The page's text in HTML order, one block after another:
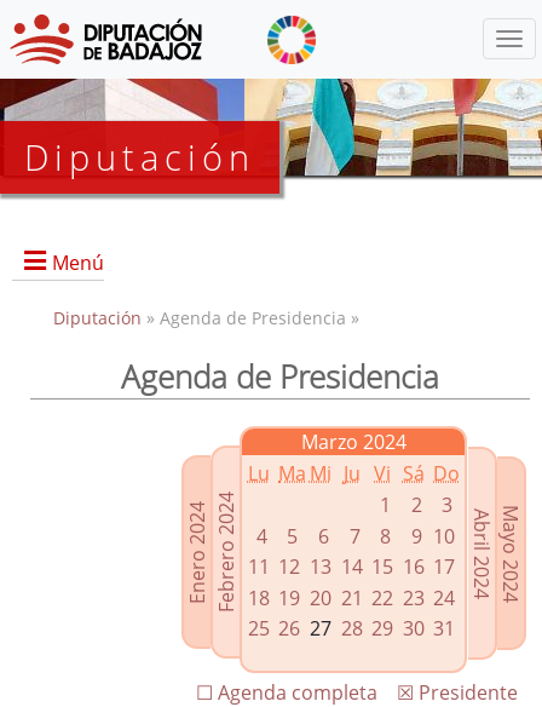
Diputación
Menú
Presidencia
Enlaces relacionados
Agenda de Presidencia
Plenos provinciales y Juntas de gobierno
Oficina de Proyectos Europeos
Diputación » Agenda de Presidencia »
Agenda de Presidencia
Enero 2024Febrero 2024
Marzo 2024
Lu Ma Mi Ju Vi Sá Do
1
2
3
4
5 6 7 8 9 10
11 12 13 14 15 16 17
18 19 20 21 22 23 24
25 26 27 28 29 30 31
Mayo 2024
Abril 2024
☒ Presidente
☐ Agenda completa